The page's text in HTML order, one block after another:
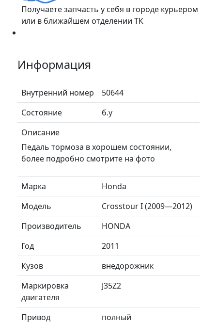
Получаете запчасть у себя в городе курьером
или в ближайшем отделении ТК
Информация
Внутренний номер
50644
Состояние
б.у
Описание
Педаль тормоза в хорошем состоянии,
более подробно смотрите на фото
Марка
Honda
Модель
Crosstour I (2009—2012)
Производитель
HONDA
Год
2011
Кузов
внедорожник
Маркировка
двигателя
J35Z2
Привод
полный